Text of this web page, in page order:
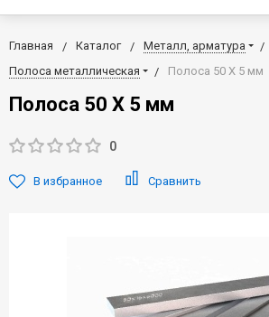
Главная Каталог
Металл, арматура
Полоса металлическая
Полоса 50 Х 5 мм
Полоса 50 Х 5 мм
0
В избранное Сравнить